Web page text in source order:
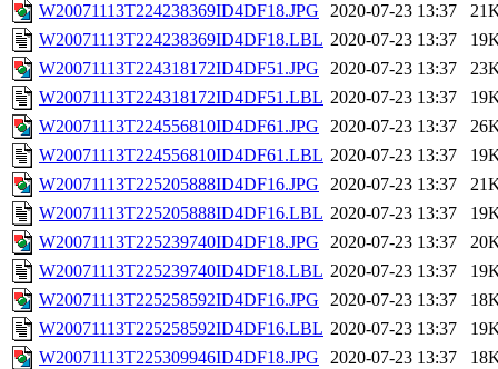
W20071113T224238369ID4DF18.JPG
2020-07-23 13:37
W20071113T224238369ID4DF18.LBL 2020-07-23 13:37
W20071113T224318172ID4DF51.JPG
2020-07-23 13:37
W20071113T224318172ID4DF51.LBL 2020-07-23 13:37
W20071113T224556810ID4DF61.JPG
2020-07-23 13:37
W20071113T224556810ID4DF61.LBL 2020-07-23 13:37
W20071113T225205888ID4DF16.JPG
2020-07-23 13:37
W20071113T225205888ID4DF16.LBL 2020-07-23 13:37
W20071113T225239740ID4DF18.JPG
2020-07-23 13:37
W20071113T225239740ID4DF18.LBL 2020-07-23 13:37
W20071113T225258592ID4DF16.JPG
2020-07-23 13:37
W20071113T225258592ID4DF16.LBL 2020-07-23 13:37
W20071113T225309946ID4DF18.JPG
2020-07-23 13:37